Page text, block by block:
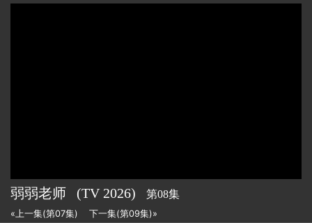
弱弱老师 (TV 2026) 第08集
«上一集(第07集) 下一集(第09集)»